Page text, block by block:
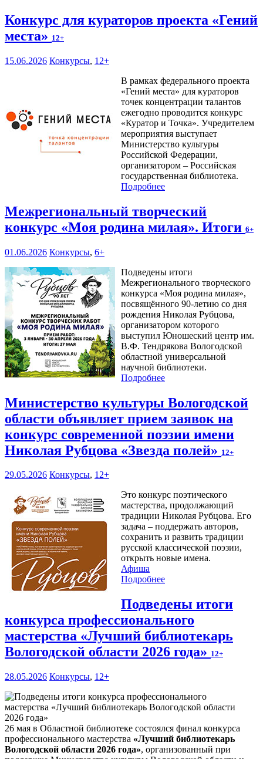
Конкурс для кураторов проекта «Гений
места» 12+
15.06.2026 Конкурсы, 12+
В рамках федерального проекта
«Гений места» для кураторов
точек концентрации талантов
ежегодно проводится конкурс
«Куратор и Точка». Учредителем
мероприятия выступает
Министерство культуры
Российской Федерации,
организатором – Российская
государственная библиотека.
Подробнее
Межрегиональный творческий
конкурс «Моя родина милая». Итоги 6+
01.06.2026 Конкурсы, 6+
Подведены итоги
Межрегионального творческого
конкурса «Моя родина милая»,
посвящённого 90-летию со дня
рождения Николая Рубцова,
организатором которого
выступил Юношеский центр им.
В.Ф. Тендрякова Вологодской
областной универсальной
научной библиотеки.
Подробнее
Министерство культуры Вологодской
области объявляет прием заявок на
конкурс современной поэзии имени
Николая Рубцова «Звезда полей» 12+
29.05.2026 Конкурсы, 12+
Это конкурс поэтического
мастерства, продолжающий
традиции Николая Рубцова. Его
задача – поддержать авторов,
сохранить и развить традиции
русской классической поэзии,
открыть новые имена.
Афиша
Подробнее
Подведены итоги
конкурса профессионального
мастерства «Лучший библиотекарь
Вологодской области 2026 года» 12+
28.05.2026 Конкурсы, 12+
26 мая в Областной библиотеке состоялся финал конкурса
профессионального мастерства «Лучший библиотекарь
Вологодской области 2026 года», организованный при